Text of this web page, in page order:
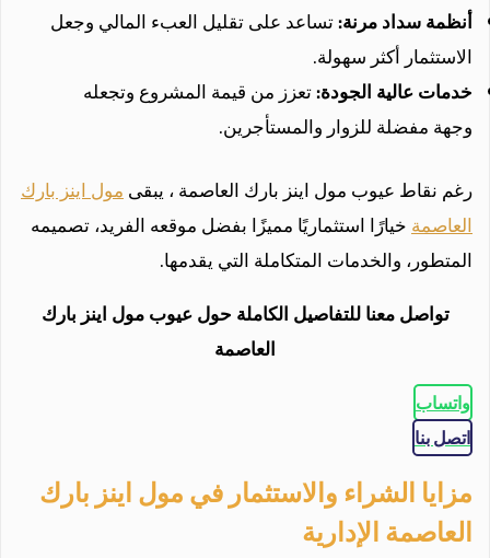
أنظمة سداد مرنة:تساعد على تقليل العبء المالي وجعل
الاستثمار أكثر سهولة.
خدمات عالية الجودة:تعزز من قيمة المشروع وتجعله
وجهة مفضلة للزوار والمستأجرين.
رغم نقاط عيوب مول اينز بارك العاصمة ، يبقىمول اينز بارك
العاصمةخيارًا استثماريًا مميزًا بفضل موقعه الفريد، تصميمه
المتطور، والخدمات المتكاملة التي يقدمها.
تواصل معنا للتفاصيل الكاملة حول عيوب مول اينز بارك
العاصمة
واتساب
اتصل بنا
مزايا الشراء والاستثمار في مول اينز بارك
العاصمة الإدارية